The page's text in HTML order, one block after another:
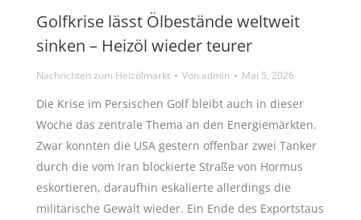
Golfkrise lässt Ölbestände weltweit
sinken – Heizöl wieder teurer
Nachrichten zum Heizölmarkt Vonadmin Mai 5, 2026
Die Krise im Persischen Golf bleibt auch in dieser
Woche das zentrale Thema an den Energiemärkten.
Zwar konnten die USA gestern offenbar zwei Tanker
durch die vom Iran blockierte Straße von Hormus
eskortieren, daraufhin eskalierte allerdings die
militärische Gewalt wieder. Ein Ende des Exportstaus